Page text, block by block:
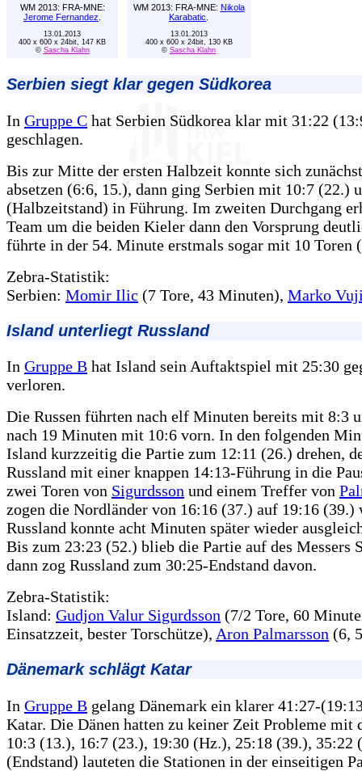
WM 2013: FRA-MNE:
Jerome Fernandez
WM 2013: FRA-MNE: Nikola
Karabatic
13.01.2013
400 x 600 x 24bit, 147 KB
© Sascha Klahn
13.01.2013
400 x 600 x 24bit, 130 KB
© Sascha Klahn
Serbien siegt klar gegen Südkorea
In Gruppe C hat Serbien Südkorea klar mit 31:22
geschlagen.
Bis zur Mitte der ersten Halbzeit konnte sich
absetzen (6:6, 15.), dann ging Serbien mit 10:7 (22.)
(Halbzeitstand) in Führung. Im zweiten Durchgang
Team um die beiden Kieler dann den Vorsprung
führte in der 54. Minute erstmals sogar mit 10 Toren
Zebra-Statistik:
Serbien: Momir Ilic (7 Tore, 43 Minuten), Marko
Island unterliegt Russland
In Gruppe B hat Island sein Auftaktspiel mit 25:30
verloren.
Die Russen führten nach elf Minuten bereits mit 8:3
nach 19 Minuten mit 10:6 vorn. In den folgenden
Island kurzzeitig die Partie zum 12:11 (26.) drehen,
Russland mit einer knappen 14:13-Führung in die
zwei Toren von Sigurdsson und einem Treffer von
zogen die Nordländer von 16:16 (37.) auf 19:16 (39.)
Russland konnte acht Minuten später wieder
Bis zum 23:23 (52.) blieb die Partie auf des Messers
dann zog Russland zum 30:25-Endstand davon.
Zebra-Statistik:
Island: Gudjon Valur Sigurdsson (7/2 Tore, 60
Einsatzzeit, bester Torschütze), Aron Palmarsson (6,
Dänemark schlägt Katar
In Gruppe B gelang Dänemark ein klarer 41:27-
Katar. Die Dänen hatten zu keiner Zeit Probleme mit
10:3 (13.), 16:7 (23.), 19:30 (Hz.), 25:18 (39.), 35:22
(Endstand) lauteten die Stationen in der einseitigen